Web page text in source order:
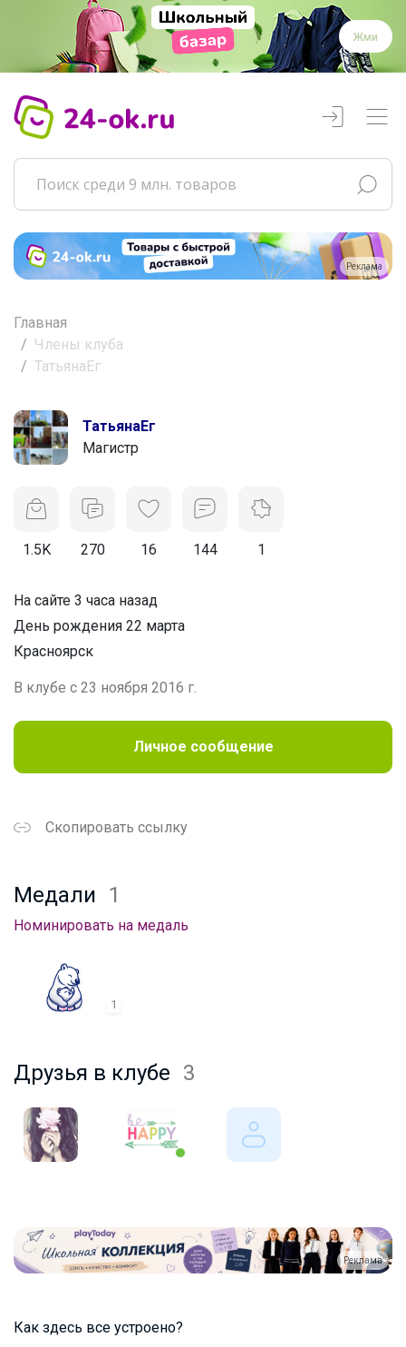
Жми
Реклама
Главная
Члены клуба
ТатьянаЕг
ТатьянаЕг
Магистр
1.5K 270 16 144 1
На сайте 3 часа назад
День рождения 22 марта
Красноярск
В клубе с 23 ноября 2016 г.
Личное сообщение
Скопировать ссылку
Медали 1
Номинировать на медаль
1
Друзья в клубе 3
Реклама
Как здесь все устроено?